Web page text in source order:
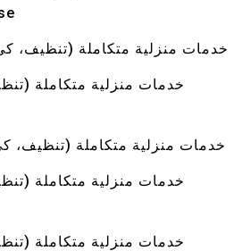
خدمات منزلية متكاملة (تنظيف،
خدمات منزلية متكاملة
خدمات منزلية متكاملة
خدمات منزلية متكاملة
خدمات منزلية متكاملة